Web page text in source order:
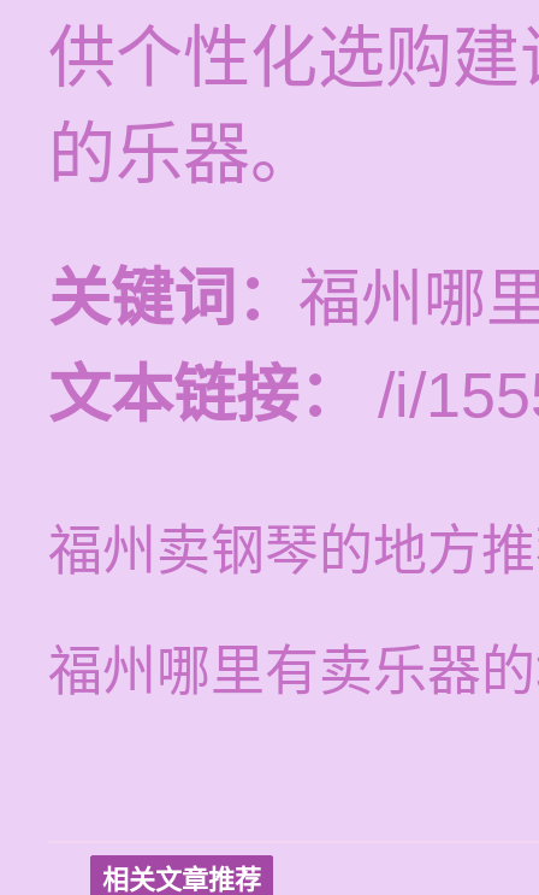
供个性化选购
的乐器。
关键词： 福州哪
文本链接：
/i/
福州卖钢琴的地方
福州哪里有卖乐器
相关文章推荐